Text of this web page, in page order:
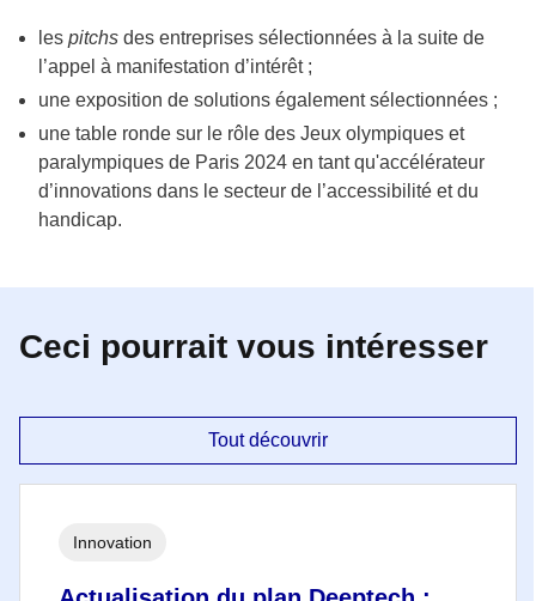
les pitchs des entreprises sélectionnées à la suite de
l’appel à manifestation d’intérêt ;
une exposition de solutions également sélectionnées ;
une table ronde sur le rôle des Jeux olympiques et
paralympiques de Paris 2024 en tant qu'accélérateur
d’innovations dans le secteur de l’accessibilité et du
handicap.
Ceci pourrait vous intéresser
Tout découvrir
Innovation